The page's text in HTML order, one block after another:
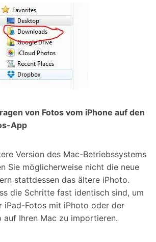
von Fotos vom iPhone auf den
App
Version des Mac-Betriebssystems
Sie möglicherweise nicht die neue
stattdessen das ältere iPhoto.
die Schritte fast identisch sind, um
iPad-Fotos mit iPhoto oder der
auf Ihren Mac zu importieren.